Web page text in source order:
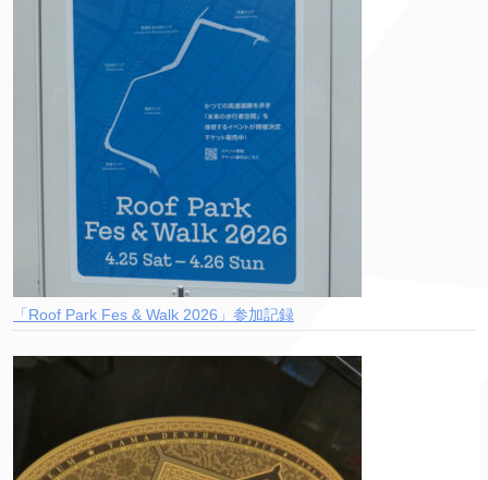
「Roof Park Fes & Walk 2026」参加記録